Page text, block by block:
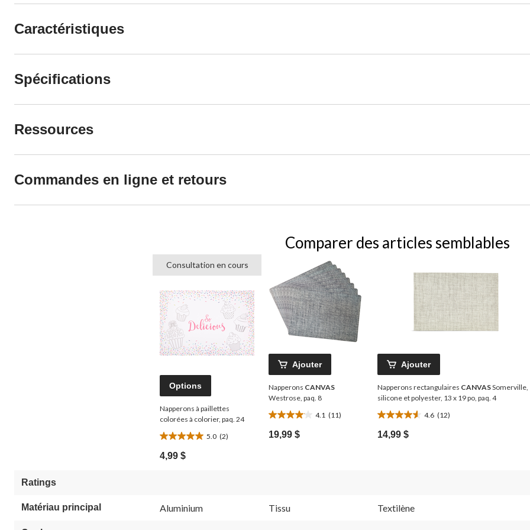
Caractéristiques
Spécifications
Ressources
Commandes en ligne et retours
Comparer des articles semblables
Consultation en cours
Options
Napperons à paillettes
colorées à colorier, paq. 24
5.0 (2)
5.0
étoile(s)
sur
4,99 $
Ajouter
Napperons CANVAS
Westrose, paq. 8
4.1 (11)
4.1
étoile(s)
sur
19,99 $
Ajouter
Napperons rectangulaires CANVASSomerville,
silicone et polyester, 13 x 19 po, paq. 4
4.6 (12)
4.6
étoile(s)
sur
14,99 $
Ratings
Matériau principal Aluminium Tissu Textilène